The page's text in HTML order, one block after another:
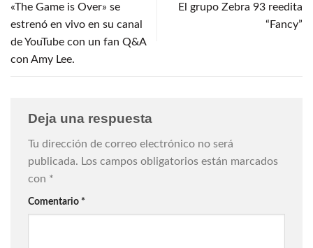
«The Game is Over» se
estrenó en vivo en su canal
de YouTube con un fan Q&A
con Amy Lee.
El grupo Zebra 93 reedita
“Fancy”
Deja una respuesta
Tu dirección de correo electrónico no será
publicada. Los campos obligatorios están marcados
con *
Comentario *